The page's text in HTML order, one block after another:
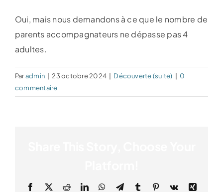
Oui, mais nous demandons à ce que le nombre de
parents accompagnateurs ne dépasse pas 4
adultes.
Paradmin 23 octobre 2024 Découverte (suite)
0
commentaire
Facebook
X RedditLinkedInWhatsApp
TelegramTumblr Pinterest
Vk
Xing